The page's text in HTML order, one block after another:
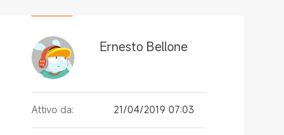
Ernesto Bellone
Attivo da: 21/04/2019 07:03